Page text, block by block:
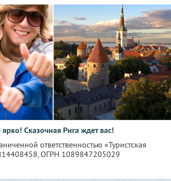
Сказочная Рига ждет вас!
ответственностью «Туристская
, ОГРН 1089847205029